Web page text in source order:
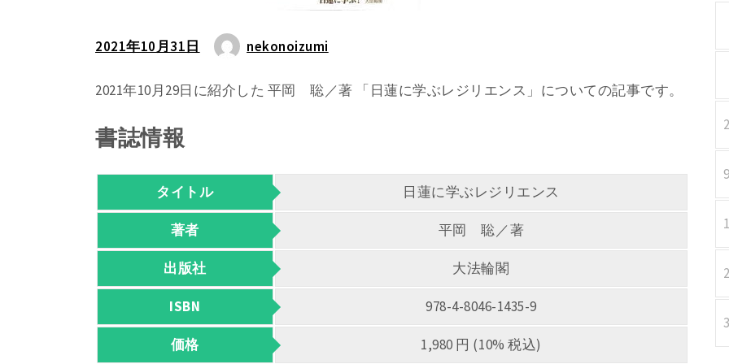
2021年10月31日 nekonoizumi
2021年10月29日に紹介した 平岡 聡／著 「日蓮に学ぶレジリエンス」についての記事です。
書誌情報
タイトル 日蓮に学ぶレジリエンス
著者 平岡 聡／著
出版社 大法輪閣
ISBN 978-4-8046-1435-9
価格 1,980 円 (10% 税込)